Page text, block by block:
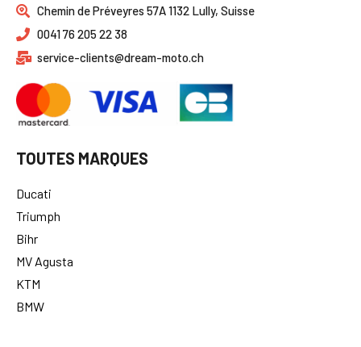
Chemin de Préveyres 57A 1132 Lully, Suisse
0041 76 205 22 38
service-clients@dream-moto.ch
TOUTES MARQUES
Ducati
Triumph
Bihr
MV Agusta
KTM
BMW